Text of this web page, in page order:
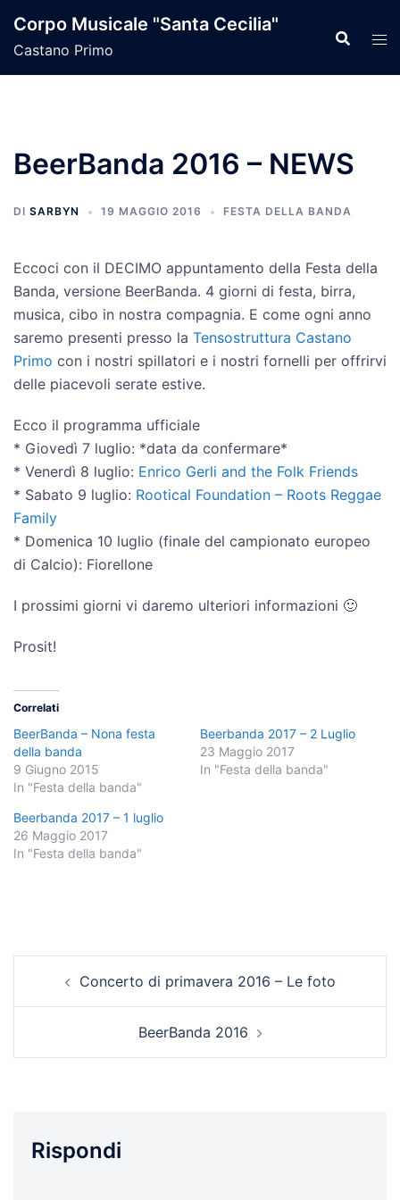
contenuto
Corpo Musicale "Santa Cecilia"
Castano Primo
BeerBanda 2016 – NEWS
DI SARBYN 19 MAGGIO 2016 FESTA DELLA BANDA
Eccoci con il DECIMO appuntamento della Festa della
Banda, versione BeerBanda. 4 giorni di festa, birra,
musica, cibo in nostra compagnia. E come ogni anno
saremo presenti presso la Tensostruttura Castano
Primo con i nostri spillatori e i nostri fornelli per offrirvi
delle piacevoli serate estive.
Ecco il programma ufficiale
* Giovedì 7 luglio: *data da confermare*
* Venerdì 8 luglio: Enrico Gerli and the Folk Friends
* Sabato 9 luglio: Rootical Foundation – Roots Reggae
Family
* Domenica 10 luglio (finale del campionato europeo
di Calcio): Fiorellone
I prossimi giorni vi daremo ulteriori informazioni 🙂
Prosit!
Correlati
BeerBanda – Nona festa
della banda
9 Giugno 2015
In "Festa della banda"
Beerbanda 2017 – 2 Luglio
23 Maggio 2017
In "Festa della banda"
Beerbanda 2017 – 1 luglio
26 Maggio 2017
In "Festa della banda"
articoloConcerto di primavera 2016 – Le foto
BeerBanda 2016
Rispondi